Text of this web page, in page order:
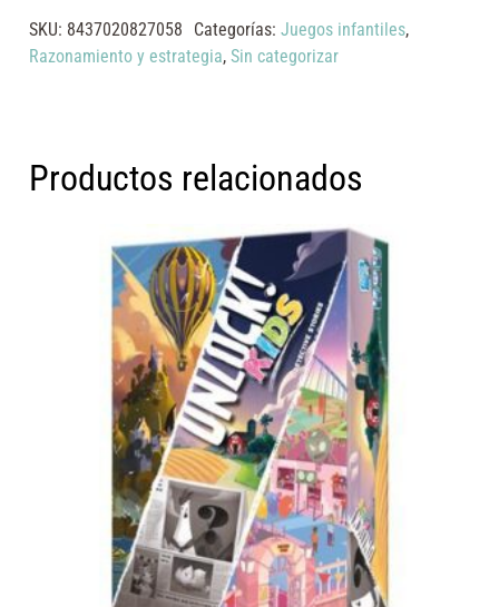
SKU: 8437020827058 Categorías: Juegos infantiles,
Razonamiento y estrategia,Sin categorizar
Productos relacionados